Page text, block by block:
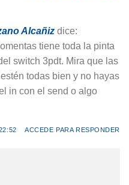
Alcañiz dice:
tiene toda la pinta
switch 3pdt. Mira que las
todas bien y no hayas
in con el send o algo
ACCEDE PARA RESPONDER